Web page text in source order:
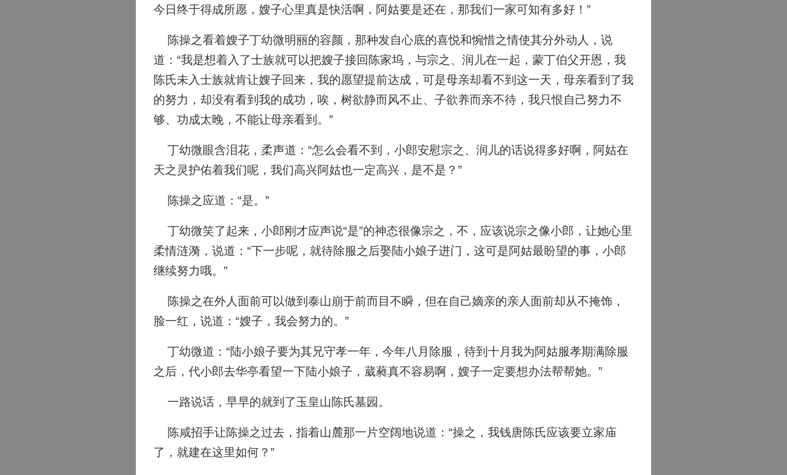
今日终于得成所愿，嫂子心里真是快活啊，阿姑要是还在，那我们一家可知有多好！”
陈操之看着嫂子丁幼微明丽的容颜，那种发自心底的喜悦和惋惜之情使其分外动人，说
道：“我是想着入了士族就可以把嫂子接回陈家坞，与宗之、润儿在一起，蒙丁伯父开恩，我
陈氏未入士族就肯让嫂子回来，我的愿望提前达成，可是母亲却看不到这一天，母亲看到了我
的努力，却没有看到我的成功，唉，树欲静而风不止、子欲养而亲不待，我只恨自己努力不
够、功成太晚，不能让母亲看到。”
丁幼微眼含泪花，柔声道：“怎么会看不到，小郎安慰宗之、润儿的话说得多好啊，阿姑在
天之灵护佑着我们呢，我们高兴阿姑也一定高兴，是不是？”
陈操之应道：“是。”
丁幼微笑了起来，小郎刚才应声说“是”的神态很像宗之，不，应该说宗之像小郎，让她心里
柔情涟漪，说道：“下一步呢，就待除服之后娶陆小娘子进门，这可是阿姑最盼望的事，小郎
继续努力哦。”
陈操之在外人面前可以做到泰山崩于前而目不瞬，但在自己嫡亲的亲人面前却从不掩饰，
脸一红，说道：“嫂子，我会努力的。”
丁幼微道：“陆小娘子要为其兄守孝一年，今年八月除服，待到十月我为阿姑服孝期满除服
之后，代小郎去华亭看望一下陆小娘子，葳蕤真不容易啊，嫂子一定要想办法帮帮她。”
一路说话，早早的就到了玉皇山陈氏墓园。
陈咸招手让陈操之过去，指着山麓那一片空阔地说道：“操之，我钱唐陈氏应该要立家庙
了，就建在这里如何？”